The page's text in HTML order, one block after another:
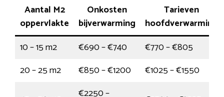
Aantal M2
oppervlakte
Onkosten
bijverwarming
Tarieven
hoofdverwarming
10 – 15 m2
€690 – €740
€770 – €805
20 – 25 m2
€850 – €1200
€1025 – €1550
€2250 –